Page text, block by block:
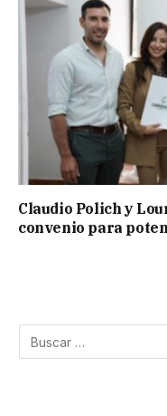
Claudio Polich y
convenio para